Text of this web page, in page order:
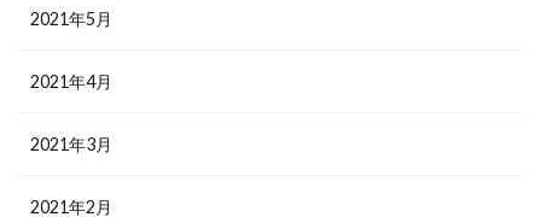
2021年5月
2021年4月
2021年3月
2021年2月